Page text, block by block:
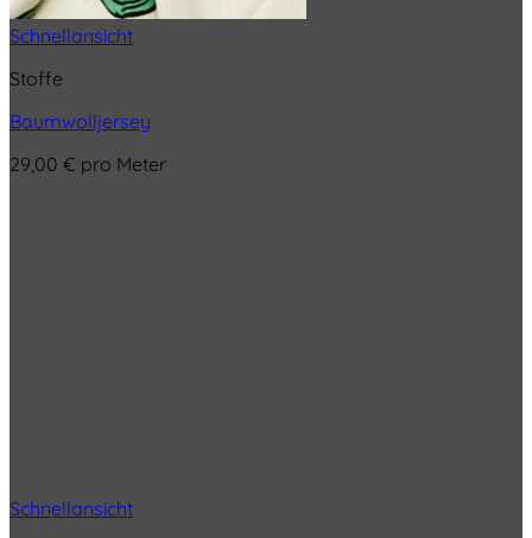
Schnellansicht
Stoffe
Baumwolljersey
29,00 € pro Meter
Schnellansicht